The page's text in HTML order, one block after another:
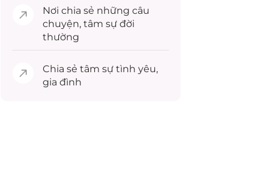
Nơi chia sẻ những câu
chuyện, tâm sự đời
thường
Chia sẻ tâm sự tình yêu,
gia đình